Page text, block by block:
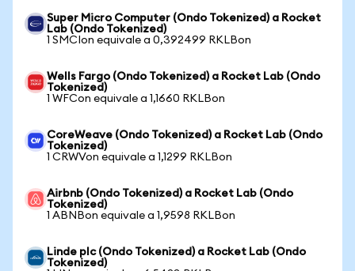
Super Micro Computer (Ondo Tokenized) a Rocket
Lab (Ondo Tokenized)
1 SMCIon equivale a 0,392499 RKLBon
Wells Fargo (Ondo Tokenized) a Rocket Lab (Ondo
Tokenized)
1 WFCon equivale a 1,1660 RKLBon
CoreWeave (Ondo Tokenized) a Rocket Lab (Ondo
Tokenized)
1 CRWVon equivale a 1,1299 RKLBon
Airbnb (Ondo Tokenized) a Rocket Lab (Ondo
Tokenized)
1 ABNBon equivale a 1,9598 RKLBon
Linde plc (Ondo Tokenized) a Rocket Lab (Ondo
Tokenized)